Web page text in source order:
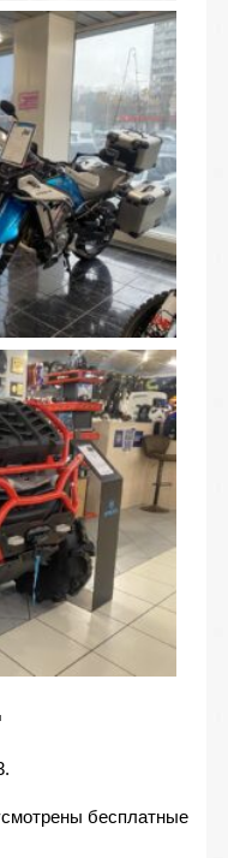
бесплатные